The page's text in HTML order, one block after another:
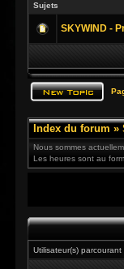
Sujets
SKYWIND -
Index du forum »
Nous sommes
Les heures sont au
Utilisateur(s)